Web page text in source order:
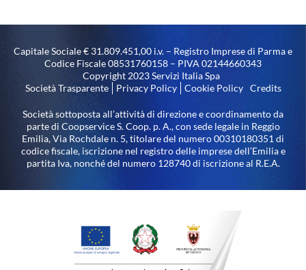
Capitale Sociale € 31.809.451,00 i.v. – Registro Imprese di Parma e
Codice Fiscale 08531760158 – PIVA 02144660343
Copyright 2023 Servizi Italia Spa
Società Trasparente
Privacy Policy Cookie Policy Credits
Società sottoposta all’attività di direzione e coordinamento da
parte di Coopservice S. Coop. p. A., con sede legale in Reggio
Emilia, Via Rochdale n. 5, titolare del numero 00310180351 di
codice fiscale, iscrizione nel registro delle imprese dell’Emilia e
partita Iva, nonché del numero 128740 di iscrizione al R.E.A.